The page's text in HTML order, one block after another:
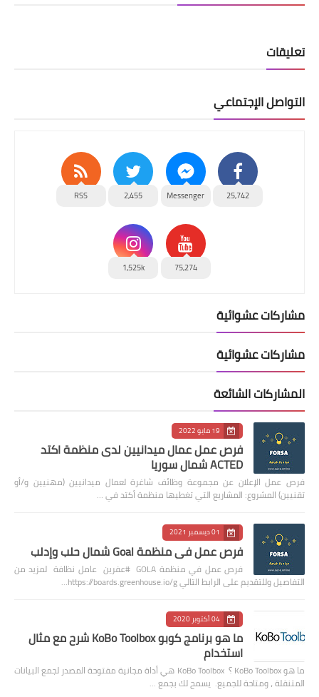
تعليقات
التواصل الإجتماعي
25,742
Messenger
2,455
RSS
75,274
1,525k
مشاركات عشوائية
مشاركات عشوائية
المشاركات الشائعة
19 مايو 2022
فرص عمل عمال ميدانيين لدى منظمة اكتد
ACTED شمال سوريا
فرص عمل الإعلان عن مجموعة وظائف شاغرة لعمال ميدانيين (مهنيين و/أو
تقنيين) المشروع: المشاريع التي تغطيها منظمة أكتد في …
01 ديسمبر 2021
فرص عمل في منظمة Goal شمال حلب وإدلب
فرص عمل في منظمة GOLA #عفرين عامل نظافة لمزيد من
التفاصيل وللتقديم على الرابط التالي https://boards.greenhouse.io/g…
04 أكتوبر 2020
ما هو برنامج كوبو KoBo Toolbox شرح مع مثال
استخدام
ما هو KoBo Toolbox ؟ KoBo Toolbox هي أداة مجانية مفتوحة المصدر لجمع البيانات
المتنقلة ، ومتاحة للجميع. يسمح لك بجمع …